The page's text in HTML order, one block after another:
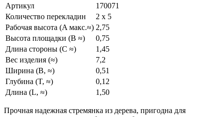
Артикул
170071
Количество перекладин
2 x 5
Рабочая высота (A макс.≈) 2,75
Высота площадки (B ≈)
0,75
Длина стороны (C ≈)
1,45
Вес изделия (≈)
7,2
Ширина (B, ≈)
0,51
Глубина (T, ≈)
0,12
Длина (L, ≈)
1,50
Прочная надежная стремянка из дерева, пригодна для